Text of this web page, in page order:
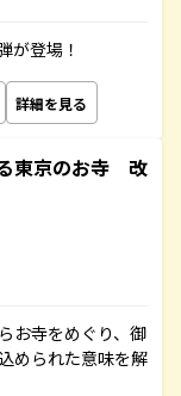
が登場！
詳細を見る
東京のお寺 改
お寺をめぐり、御
められた意味を解